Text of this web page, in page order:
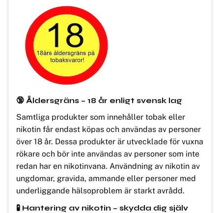
🔞 Åldersgräns – 18 år enligt svensk lag
Samtliga produkter som innehåller tobak eller
nikotin får endast köpas och användas av personer
över 18 år. Dessa produkter är utvecklade för vuxna
rökare och bör inte användas av personer som inte
redan har en nikotinvana. Användning av nikotin av
ungdomar, gravida, ammande eller personer med
underliggande hälsoproblem är starkt avrådd.
🧪 Hantering av nikotin – skydda dig själv